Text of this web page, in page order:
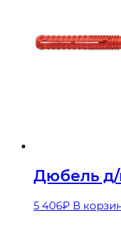
Дюбель д/
5 406₽ В